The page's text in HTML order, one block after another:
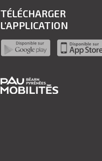
TÉLÉCHARGER
L'APPLICATION